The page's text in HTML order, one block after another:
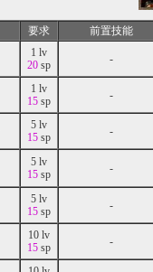
要求 前置技能
1 lv
20 sp -
1 lv
15 sp -
5 lv
15 sp -
5 lv
15 sp -
5 lv
15 sp -
10 lv
15 sp -